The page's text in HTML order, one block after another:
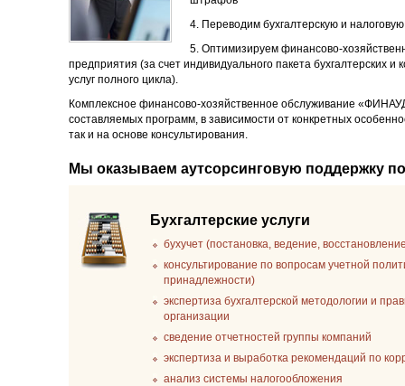
4. Переводим бухгалтерскую и
5. Оптимизируем финансово-
предприятия (за счет индивидуального пакета бухгалтерских и
услуг полного цикла).
Комплексное финансово-хозяйственное обслуживание
составляемых программ, в зависимости от конкретных
так и на основе консультирования.
Мы оказываем аутсорсинговую поддержку
Бухгалтерские услуги
бухучет (постановка, ведение,
консультирование по вопросам учетной
принадлежности)
экспертиза бухгалтерской методологии и
организации
сведение отчетностей группы компаний
экспертиза и выработка рекомендаций по
анализ системы налогообложения